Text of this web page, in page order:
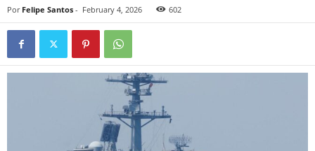
Por Felipe Santos - February 4, 2026 602